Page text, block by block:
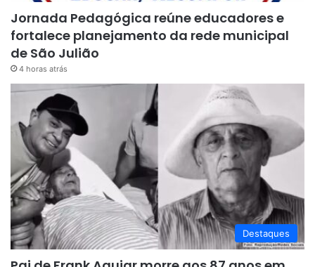
Jornada Pedagógica reúne educadores e
fortalece planejamento da rede municipal
de São Julião
4 horas atrás
Destaques